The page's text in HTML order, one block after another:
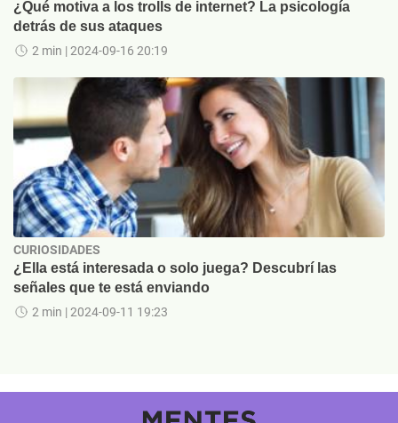
¿Qué motiva a los trolls de internet? La psicología
detrás de sus ataques
2 min | 2024-09-16 20:19
CURIOSIDADES
¿Ella está interesada o solo juega? Descubrí las
señales que te está enviando
2 min | 2024-09-11 19:23